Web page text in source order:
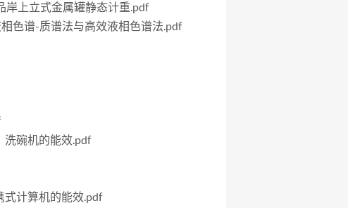
岸上立式金属罐静态计重.pdf
色谱-质谱法与高效液相色谱法.pdf
洗碗机的能效.pdf
式计算机的能效.pdf